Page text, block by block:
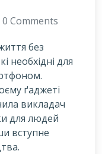
0 Comments
без
необхідні для
ґаджеті
викладач
для людей
вступне